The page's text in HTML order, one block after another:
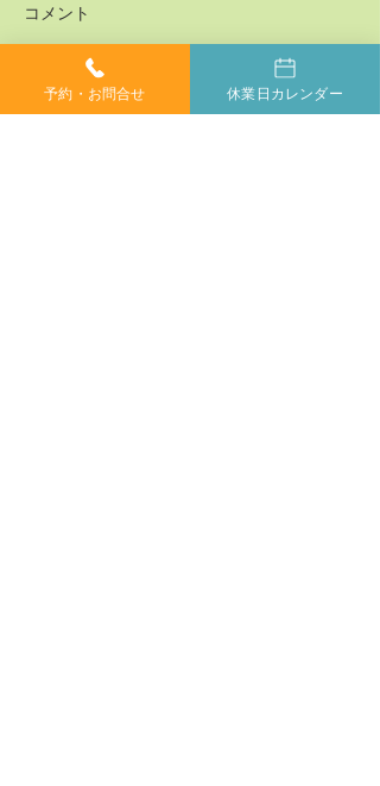
神経系機能の最適化：身
コメント
コメントを追加…
予約・お問合せ 休業日カレンダー